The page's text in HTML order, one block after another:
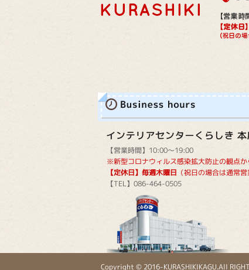
【営業時間】10:00～19:00
※新型コロナウィルス感染拡大防止の観点か
【定休日】毎週木曜日 （祝日の場合は通常
【TEL】086-464-0505
Copyright © 2016-KURASHIKIKAGU.All RIGHT